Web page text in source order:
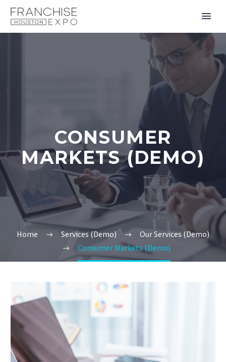
CONSUMER
MARKETS (DEMO)
Home Services (Demo)
Our Services (Demo)
Consumer Markets (Demo)